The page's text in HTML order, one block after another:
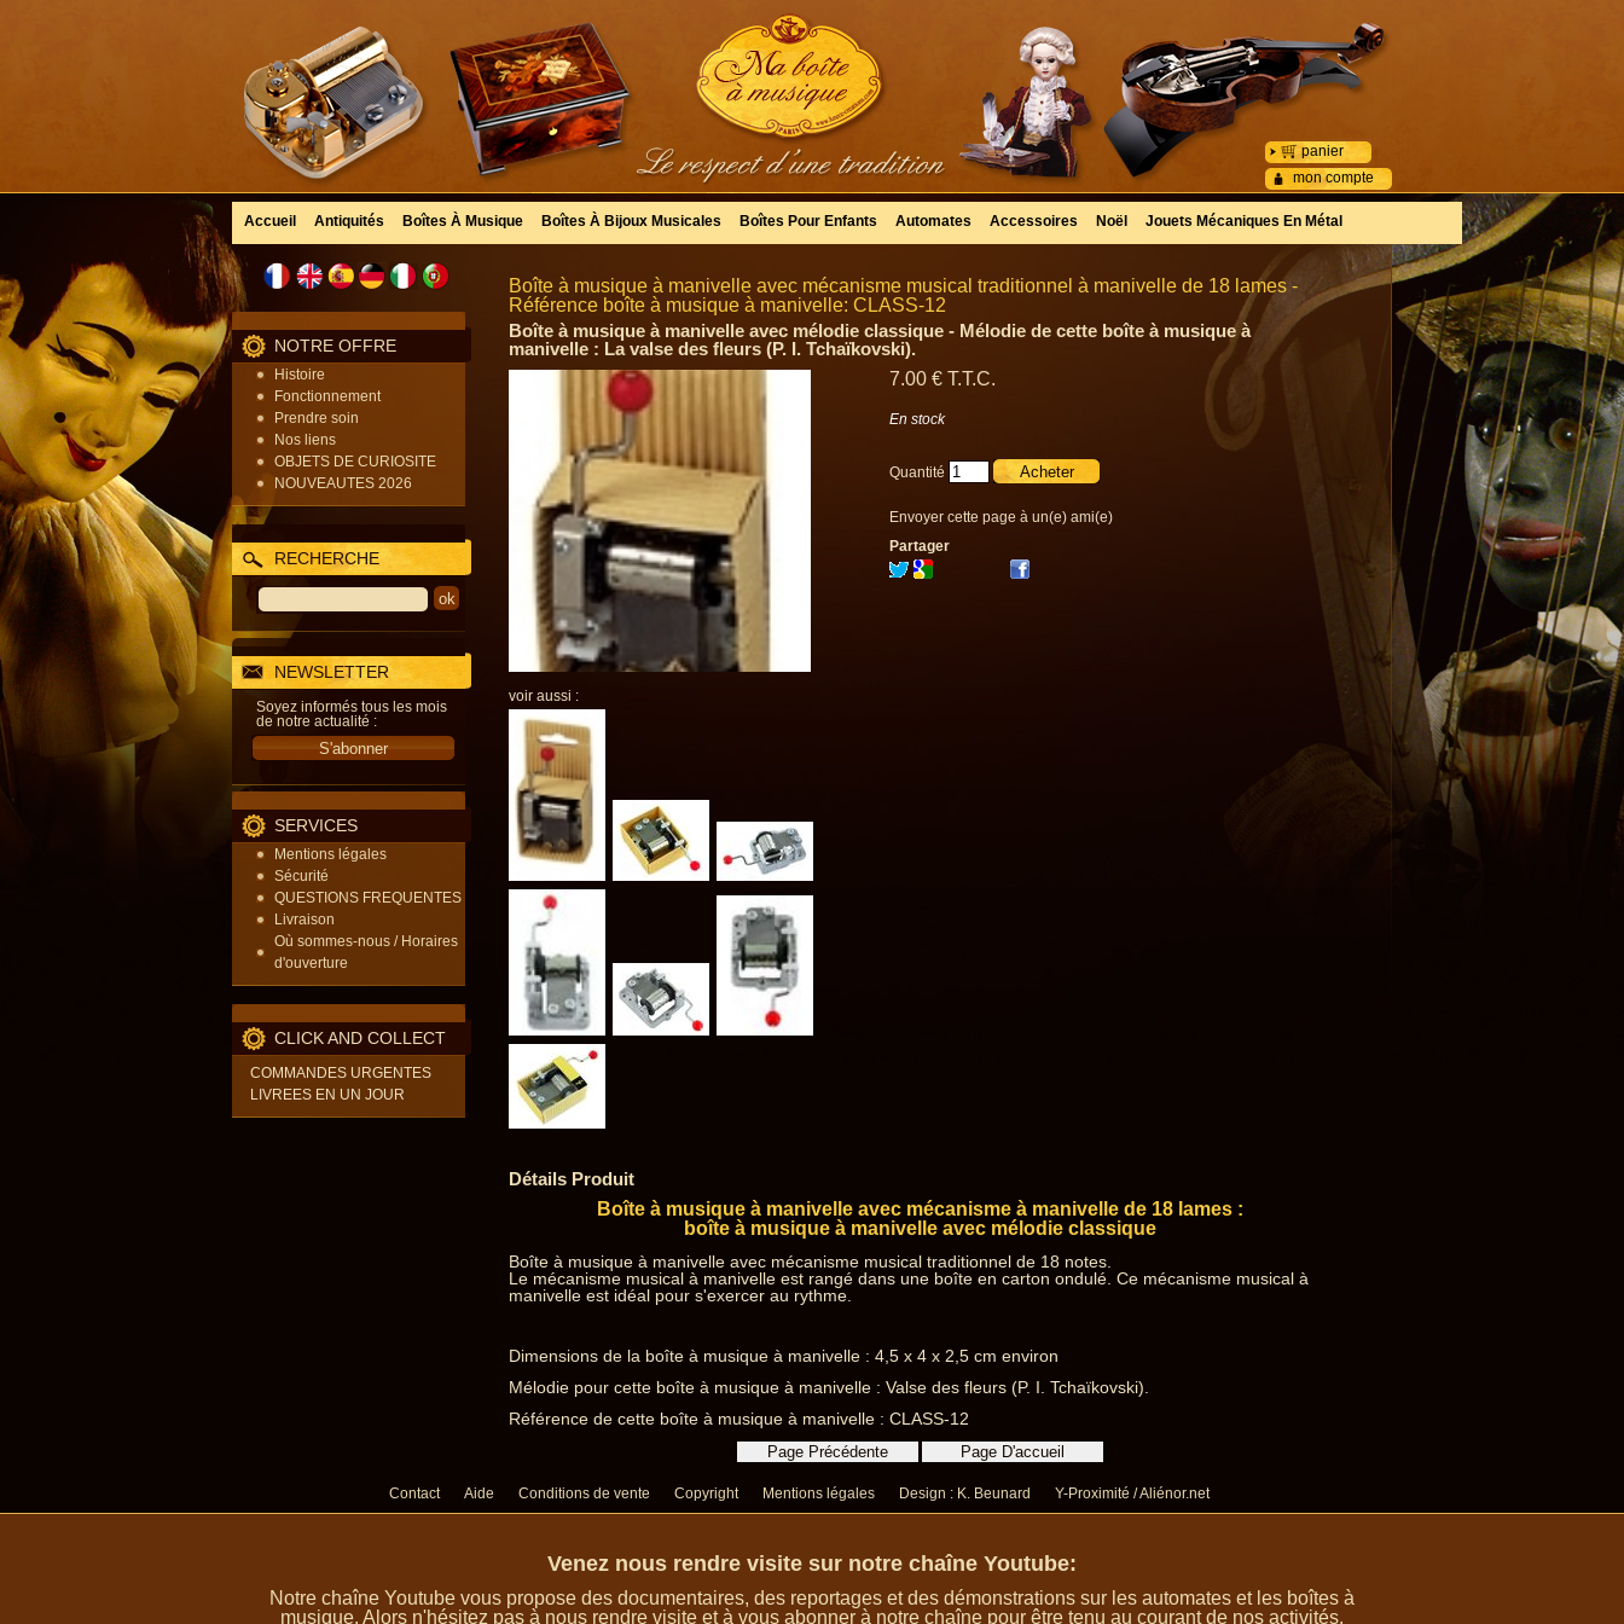
mon compte
panier
Accueil Antiquités Boîtes À Musique Boîtes À Bijoux Musicales Boîtes Pour Enfants Automates Accessoires Noël Jouets Mécaniques En Métal
NOTRE OFFRE
Histoire
Fonctionnement
Prendre soin
Nos liens
OBJETS DE CURIOSITE
NOUVEAUTES 2026
RECHERCHE
NEWSLETTER
Soyez informés tous les mois
de notre actualité :
SERVICES
Mentions légales
Sécurité
QUESTIONS FREQUENTES
Livraison
Où sommes-nous / Horaires
d'ouverture
CLICK AND COLLECT
COMMANDES URGENTES
LIVREES EN UN JOUR
Boîte à musique à manivelle avec mécanisme musical traditionnel à manivelle de 18 lames -
Référence boîte à musique à manivelle: CLASS-12
Boîte à musique à manivelle avec mélodie classique - Mélodie de cette boîte à musique à
manivelle : La valse des fleurs (P. I. Tchaïkovski).
voir aussi :
7.00 € T.T.C.
En stock
Quantité
Envoyer cette page à un(e) ami(e)
Partager
Détails Produit
Boîte à musique à manivelle avec mécanisme à manivelle de 18 lames :
boîte à musique à manivelle avec mélodie classique
Boîte à musique à manivelle avec mécanisme musical traditionnel de 18 notes.
Le mécanisme musical à manivelle est rangé dans une boîte en carton ondulé. Ce mécanisme musical à
manivelle est idéal pour s'exercer au rythme.
Dimensions de la boîte à musique à manivelle : 4,5 x 4 x 2,5 cm environ
Mélodie pour cette boîte à musique à manivelle : Valse des fleurs (P. I. Tchaïkovski).
Référence de cette boîte à musique à manivelle : CLASS-12
Contact Aide Conditions de vente Copyright Mentions légales Design : K. Beunard Y-Proximité / Aliénor.net
Venez nous rendre visite sur notre chaîne Youtube:
Notre chaîne Youtube vous propose des documentaires, des reportages et des démonstrations sur les automates et les boîtes à
musique. Alors n'hésitez pas à nous rendre visite et à vous abonner à notre chaîne pour être tenu au courant de nos activités.